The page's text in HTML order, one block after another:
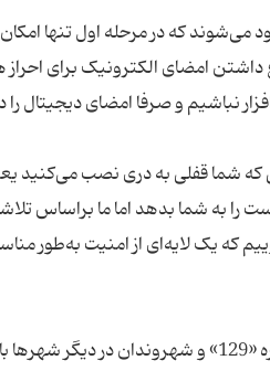
که در مرحله اول تنها
امضای الکترونیک برای احراز
نباشیم و صرفا امضای دیجیتال را
که شما قفلی به دری نصب می‌کنید
که یک لایه‌ای از امنیت به‌طور
رئیس مرکز آمار و انفورماتیک قوه‌قضاییه همچنین گفت: شهروندان تهرانی با شماره «129» و